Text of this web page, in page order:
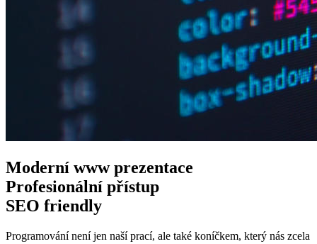
Moderní wwwprezentace
Profesionální přístup
SEO friendly
Programování není jen naší prací, ale také koníčkem, který nás zcela